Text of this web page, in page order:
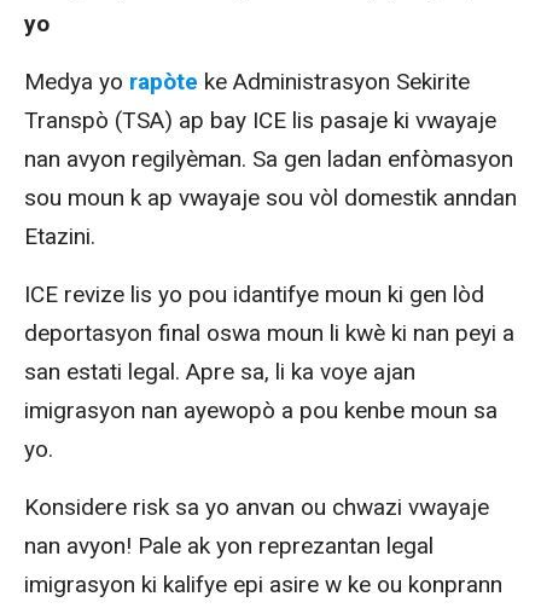
yo
Medya yo rapòte ke Administrasyon Sekirite
Transpò (TSA) ap bay ICE lis pasaje ki vwayaje
nan avyon regilyèman. Sa gen ladan enfòmasyon
sou moun k ap vwayaje sou vòl domestik anndan
Etazini.
ICE revize lis yo pou idantifye moun ki gen lòd
deportasyon final oswa moun li kwè ki nan peyi a
san estati legal. Apre sa, li ka voye ajan
imigrasyon nan ayewopò a pou kenbe moun sa
yo.
Konsidere risk sa yo anvan ou chwazi vwayaje
nan avyon! Pale ak yon reprezantan legal
imigrasyon ki kalifye epi asire w ke ou konprann